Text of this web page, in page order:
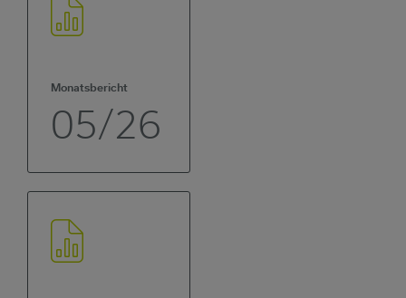
Monatsbericht
05/26